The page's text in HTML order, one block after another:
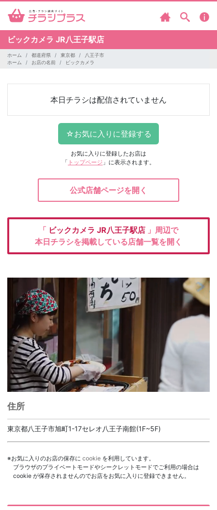
ビックカメラ JR八王子駅店
ホーム 都道府県 東京都
八王子市
ホーム
お店の名前 ビックカメラ
本日チラシは配信されていません
お気に入りに登録したお店は
「 トップページ 」に表示されます。
公式店舗ページを開く
「 ビックカメラ JR八王子駅店 」周辺で
本日チラシを掲載している店舗一覧を開く
住所
東京都八王子市旭町1-17セレオ八王子南館(1F~5F)
※お気に入りのお店の保存に cookie を利用しています。
ブラウザのプライベートモードやシークレットモードでご利用の場合は
cookie が保存されませんのでお店をお気に入りに登録できません。